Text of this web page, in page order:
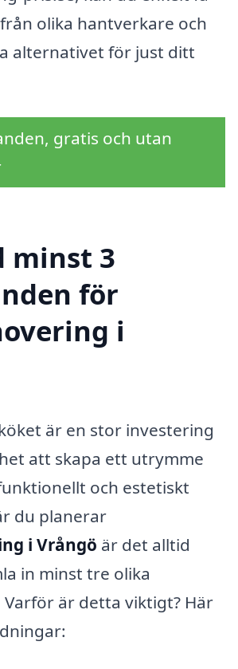
olika hantverkare och
alternativet för just ditt
gratis och utan
minst 3
för
i
är en stor investering
att skapa ett utrymme
och estetiskt
du planerar
i Vrångö är det alltid
in minst tre olika
är detta viktigt? Här